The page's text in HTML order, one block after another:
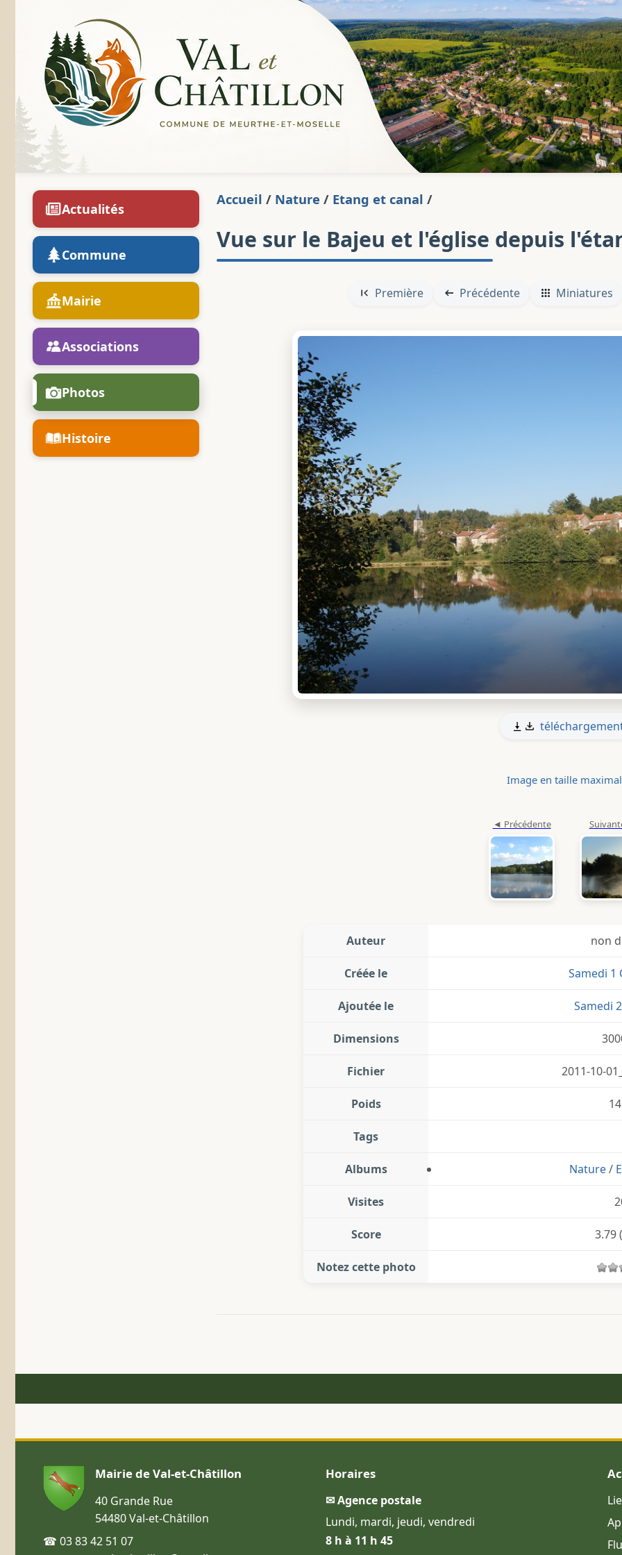
Actualités
Commune
Mairie
Associations
Photos
Histoire
Accueil / Nature / Etang et canal /
Vue sur le Bajeu et l'église depuis
Première Précédente Miniatures
Image en taille
Auteur non
Créée le Samedi 1
Ajoutée le Samedi
Dimensions
Fichier 2011-10-
Poids
Tags
Albums Nature/
Visites
Score 3.79
Notez cette photo
Mairie de Val-et-Châtillon
40 Grande Rue
54480 Val-et-Châtillon
☎ 03 83 42 51 07
Horaires
✉ Agence postale
Lundi, mardi, jeudi, vendredi
8 h à 11 h 45